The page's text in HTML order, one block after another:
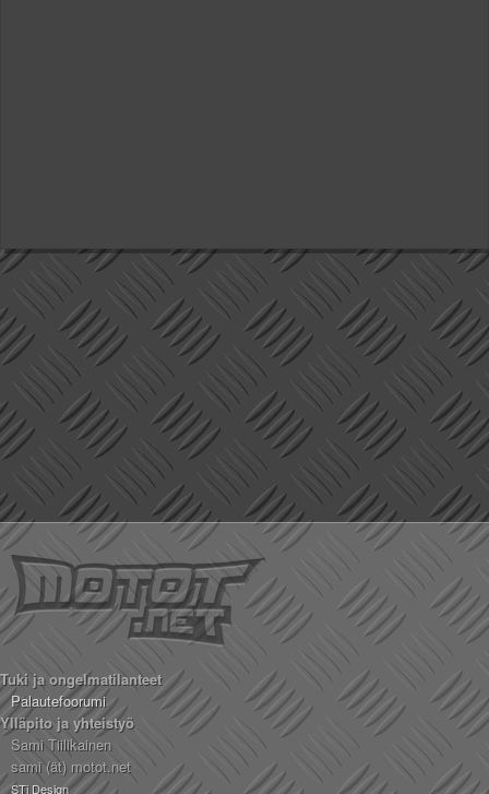
Tuki ja ongelmatilanteet
Palautefoorumi
Ylläpito ja yhteistyö
Sami Tiilikainen
sami (ät) motot.net
STi Design